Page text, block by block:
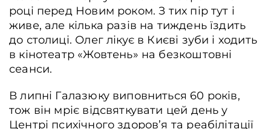
році перед Новим роком. З тих пір тут і
живе, але кілька разів на тиждень їздить
до столиці. Олег лікує в Києві зуби і ходить
в кінотеатр «Жовтень» на безкоштовні
сеанси.
В липні Галазюку виповниться 60 років,
тож він мріє відсвяткувати цей день у
Центрі психічного здоров’я та реабілітації